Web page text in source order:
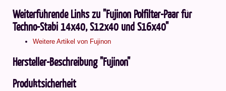
Weiterführende Links zu "Fujinon Polfilter-Paar für
Techno-Stabi 14x40, S12x40 und S16x40"
Weitere Artikel von Fujinon
Hersteller-Beschreibung "Fujinon"
Produktsicherheit